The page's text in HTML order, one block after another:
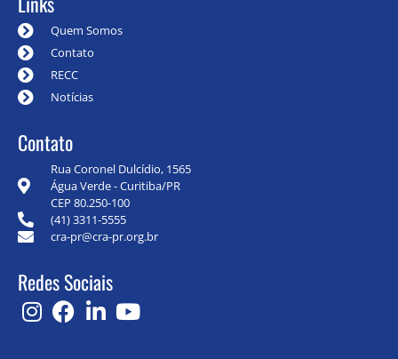
Quem Somos
Contato
RECC
Notícias
Contato
Rua Coronel Dulcídio, 1565
Água Verde - Curitiba/PR
CEP 80.250-100
(41) 3311-5555
cra-pr@cra-pr.org.br
Redes Sociais